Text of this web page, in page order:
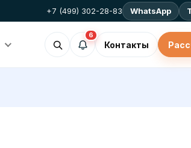
+7 (499) 302-28-83 WhatsApp
6
Контакты